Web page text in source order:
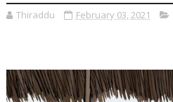
Thiraddu February 03, 2021